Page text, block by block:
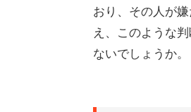
おり、その人が
え、このような
ないでしょうか。